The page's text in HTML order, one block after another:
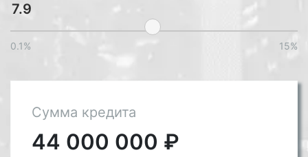
0.1% 15%
Сумма кредита
44 000 000 ₽